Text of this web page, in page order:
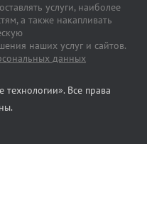
услуги, наиболее
а также накапливать
наших услуг и сайтов.
данных
Все права